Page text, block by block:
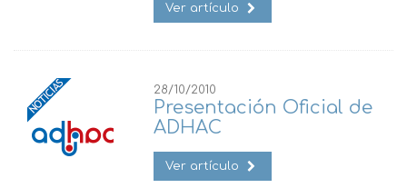
Ver artículo
28/10/2010
Presentación Oficial de
ADHAC
Ver artículo